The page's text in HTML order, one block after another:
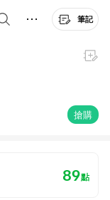
筆記
搶購
89點